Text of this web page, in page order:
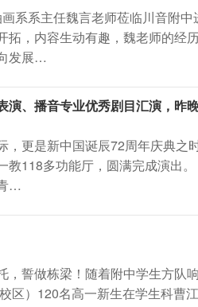
系系主任魏言老师莅临川音附
拓，内容生动有趣，魏老师的经
发展…
演、播音专业优秀剧目汇演，昨
，更是新中国诞辰72周年庆典
教118多功能厅，圆满完成演出
…
，誓做栋梁！随着附中学生方队
区）120名高一新生在学生科曹